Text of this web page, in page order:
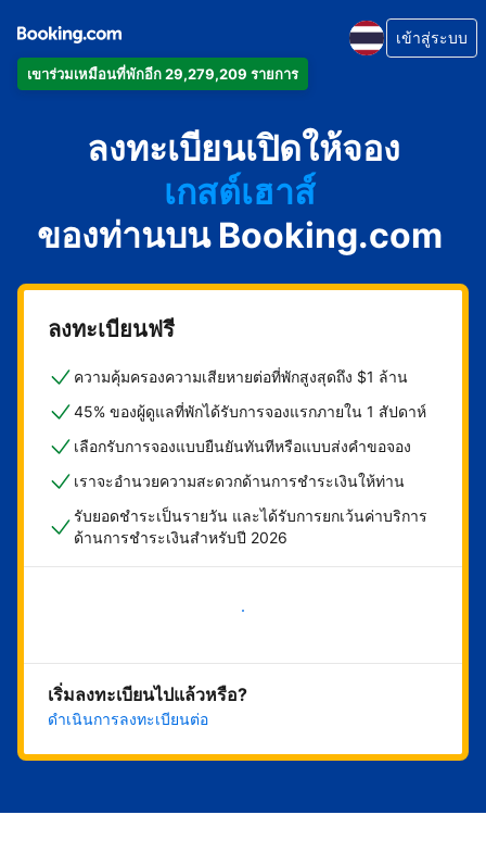
เข้าร่วมเหมือนที่พักอีก 29,279,209 รายการ
เข้าสู่ระบบ
ลงทะเบียนเปิดให้จอง
อพาร์ตเมนต์
โรงแรม
ที่พักให้เช่า
เกสต์เฮาส์
บีแอนด์บี
ของท่านบน Booking.com
ลงทะเบียนฟรี
ความคุ้มครองความเสียหายต่อที่พักสูงสุดถึง $1 ล้าน
45% ของผู้ดูแลที่พักได้รับการจองแรกภายใน 1 สัปดาห์
เลือกรับการจองแบบยืนยันทันทีหรือแบบส่งคำขอจอง
เราจะอำนวยความสะดวกด้านการชำระเงินให้ท่าน
รับยอดชำระเป็นรายวัน และได้รับการยกเว้นค่าบริการ
ด้านการชำระเงินสำหรับปี 2026
เริ่มดำเนินการเลย
เริ่มลงทะเบียนไปแล้วหรือ?
ดำเนินการลงทะเบียนต่อ